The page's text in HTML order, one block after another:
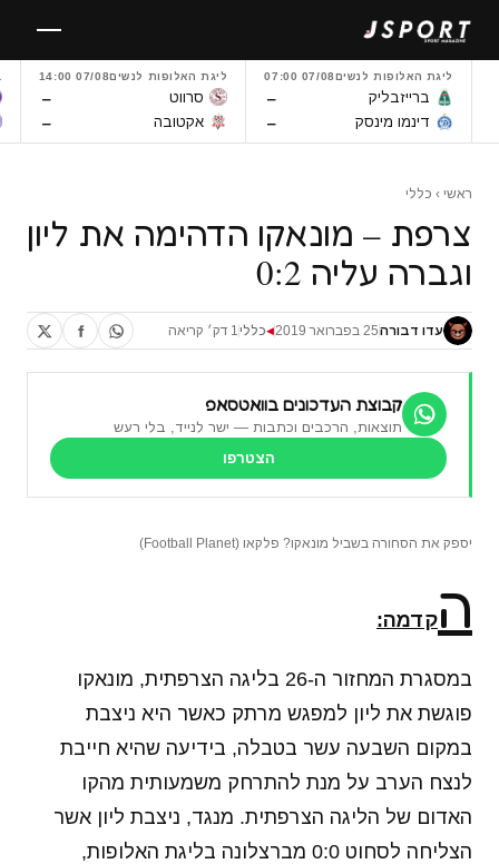
לתוכן
ליגת האלופות לנשים07/08 07:00
ברייזבליק –
דינמו מינסק –
ליגת האלופות לנשים07/08 14:00
סרווט –
אקטובה –
ראשי › כללי
צרפת – מונאקו הדהימה את ליון
וגברה עליה 0:2
עדו דבורה25 בפברואר 2019 ◀כללי 1 דק׳ קריאה
קבוצת העדכונים בוואטסאפ
תוצאות, הרכבים וכתבות — ישר לנייד, בלי רעש
הצטרפו
יספק את הסחורה בשביל מונאקו? פלקאו (Football Planet)
הקדמה:
במסגרת המחזור ה-26 בליגה הצרפתית, מונאקו
פוגשת את ליון למפגש מרתק כאשר היא ניצבת
במקום השבעה עשר בטבלה, בידיעה שהיא חייבת
לנצח הערב על מנת להתרחק משמעותית מהקו
האדום של הליגה הצרפתית. מנגד, ניצבת ליון אשר
הצליחה לסחוט 0:0 מברצלונה בליגת האלופות,